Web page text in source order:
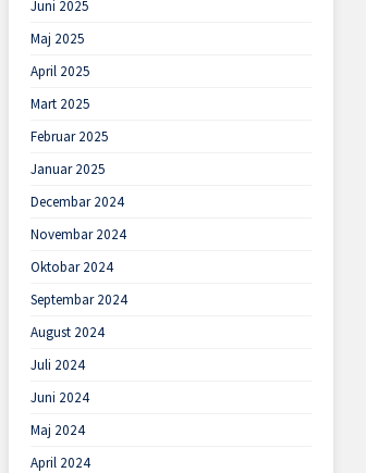
Juni 2025
Maj 2025
April 2025
Mart 2025
Februar 2025
Januar 2025
Decembar 2024
Novembar 2024
Oktobar 2024
Septembar 2024
August 2024
Juli 2024
Juni 2024
Maj 2024
April 2024